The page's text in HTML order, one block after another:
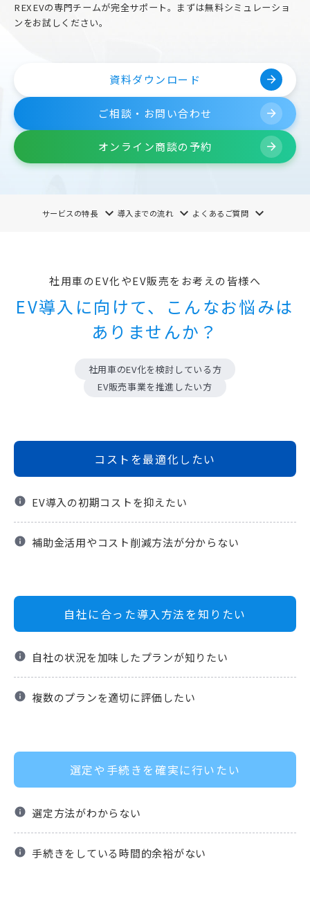
REXEVの専門チームが完全サポート。まずは無料シミュレーショ
ンをお試しください。
資料ダウンロード arrow_forward
ご相談・お問い合わせ arrow_forward
オンライン商談の予約 arrow_forward
サービスの特長 keyboard_arrow_down 導入までの流れ keyboard_arrow_down よくあるご質問 keyboard_arrow_down
社用車のEV化やEV販売をお考えの皆様へ
EV導入に向けて、こんなお悩みは
ありませんか？
社用車のEV化を検討している方
EV販売事業を推進したい方
コストを最適化したい
info EV導入の初期コストを抑えたい
info 補助金活用やコスト削減方法が分からない
自社に合った導入方法を知りたい
info 自社の状況を加味したプランが知りたい
info 複数のプランを適切に評価したい
選定や手続きを確実に行いたい
info 選定方法がわからない
info 手続きをしている時間的余裕がない